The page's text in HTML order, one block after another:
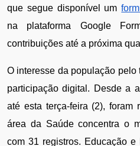
que segue disponível um
na plataforma Google
contribuições até a próxima
O interesse da população pelo
participação digital. Desde a
até esta terça-feira (2), foram
área da Saúde concentra o
com 31 registros. Educação e